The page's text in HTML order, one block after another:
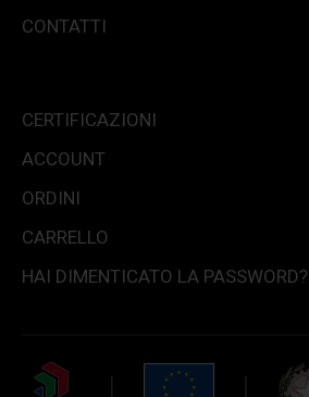
CONTATTI
CERTIFICAZIONI
ACCOUNT
ORDINI
CARRELLO
HAI DIMENTICATO LA PASSWORD?